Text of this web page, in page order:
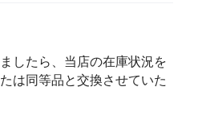
したら、当店の在庫状況を
は同等品と交換させていた